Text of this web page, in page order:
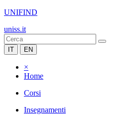
UNIFIND
uniss.it
IT EN
×
Home
Corsi
Insegnamenti